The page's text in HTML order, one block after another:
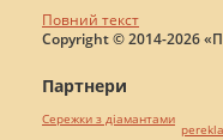
Повний текст
Copyright © 2014-2026
Партнери
Сережки з діамантами